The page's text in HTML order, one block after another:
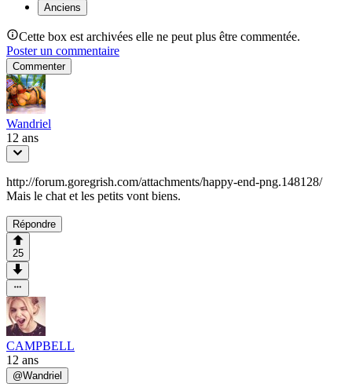
Anciens
Cette box est archivées elle ne peut plus être commentée.
Poster un commentaire
Commenter
Wandriel
12 ans
http://forum.goregrish.com/attachments/happy-end-png.148128/
Mais le chat et les petits vont biens.
Répondre
25
CAMPBELL
12 ans
@Wandriel